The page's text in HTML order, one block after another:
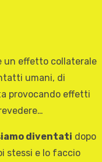
un effetto collaterale
umani, di
provocando effetti
diventati dopo
stessi e lo faccio